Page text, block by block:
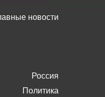
новости
Россия
Политика